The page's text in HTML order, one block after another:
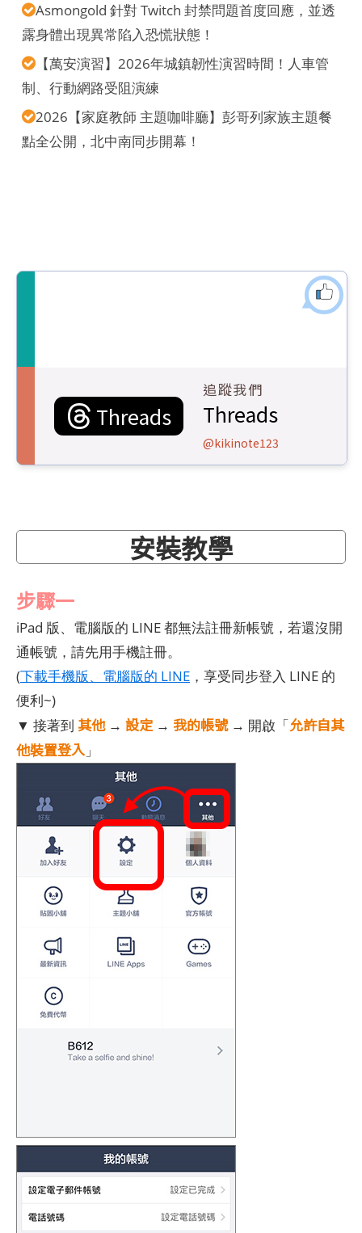
Asmongold 針對 Twitch 封禁問題首度回應，並透
露身體出現異常陷入恐慌狀態！
【萬安演習】2026年城鎮韌性演習時間！人車管
制、行動網路受阻演練
2026【家庭教師 主題咖啡廳】彭哥列家族主題餐
點全公開，北中南同步開幕！
Threads
追蹤我們
Threads
@kikinote123
安裝教學
步驟一
iPad 版、電腦版的 LINE 都無法註冊新帳號，若還沒開
通帳號，請先用手機註冊。
(下載手機版、電腦版的 LINE ，享受同步登入 LINE 的
便利~)
▼ 接著到 其他→ 設定→ 我的帳號→ 開啟「允許自其
他裝置登入 」